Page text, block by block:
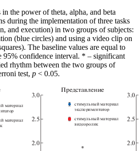
in the power of theta, alpha, and beta
during the implementation of three tasks
and execution) in two groups of subjects:
(blue circles) and using a video clip on
The baseline values are equal to
95% confidence interval. * – significant
rhythm between the two groups of
test, р < 0.05.